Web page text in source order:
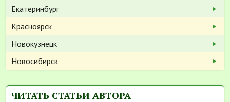
Екатеринбург
Красноярск
Новокузнецк
Новосибирск
ЧИТАТЬ СТАТЬИ АВТОРА